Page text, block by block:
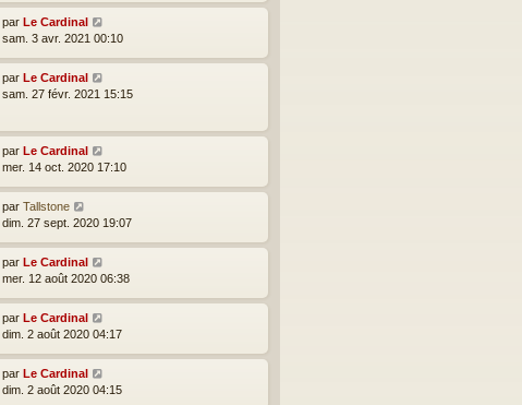
par Le Cardinal
sam. 3 avr. 2021 00:10
par Le Cardinal
sam. 27 févr. 2021 15:15
par Le Cardinal
mer. 14 oct. 2020 17:10
par Tallstone
dim. 27 sept. 2020 19:07
par Le Cardinal
mer. 12 août 2020 06:38
par Le Cardinal
dim. 2 août 2020 04:17
par Le Cardinal
dim. 2 août 2020 04:15